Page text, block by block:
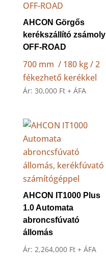
AHCON Görgős
kerékszállító zsámoly
OFF-ROAD
700 mm / 180 kg / 2
fékezhető kerékkel
Ár: 30,000 Ft + ÁFA
AHCON IT1000 Plus
1.0 Automata
abroncsfúvató
állomás
Ár: 2,264,000 Ft + ÁFA